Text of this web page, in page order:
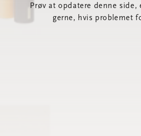
Prøv at opdatere denne side,
gerne, hvis problemet